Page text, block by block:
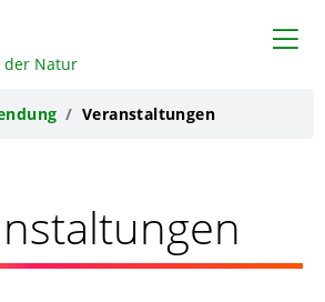
der Natur
Veranstaltungen